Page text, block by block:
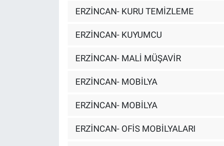
ERZİNCAN- KURU TEMİZLEME
ERZİNCAN- KUYUMCU
ERZİNCAN- MALİ MÜŞAVİR
ERZİNCAN- MOBİLYA
ERZİNCAN- MOBİLYA
ERZİNCAN- OFİS MOBİLYALARI